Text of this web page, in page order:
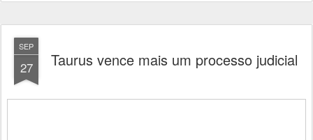
SEP
27 Taurus vence mais um processo judicial